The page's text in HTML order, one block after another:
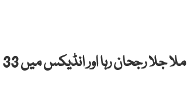
کراچی: پاکستان اسٹاک ایکسچینج میں کاروباری ہفتے کے پہلے ملا جلا رجحان رہا اور انڈیکس میں 33